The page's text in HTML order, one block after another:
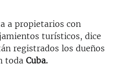
a propietarios con
turísticos, dice
registrados los dueños
toda Cuba.